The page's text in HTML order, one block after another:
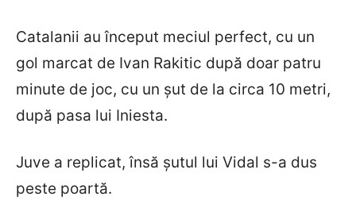
Catalanii au început meciul perfect, cu un
gol marcat de Ivan Rakitic după doar patru
minute de joc, cu un șut de la circa 10 metri,
după pasa lui Iniesta.
Juve a replicat, însă șutul lui Vidal s-a dus
peste poartă.